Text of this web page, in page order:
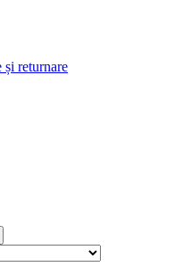
și returnare